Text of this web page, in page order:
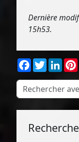
Dernière
15h53.
Facebook
Twitter